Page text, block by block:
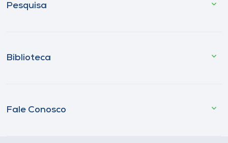
Pesquisa
Biblioteca
Fale Conosco